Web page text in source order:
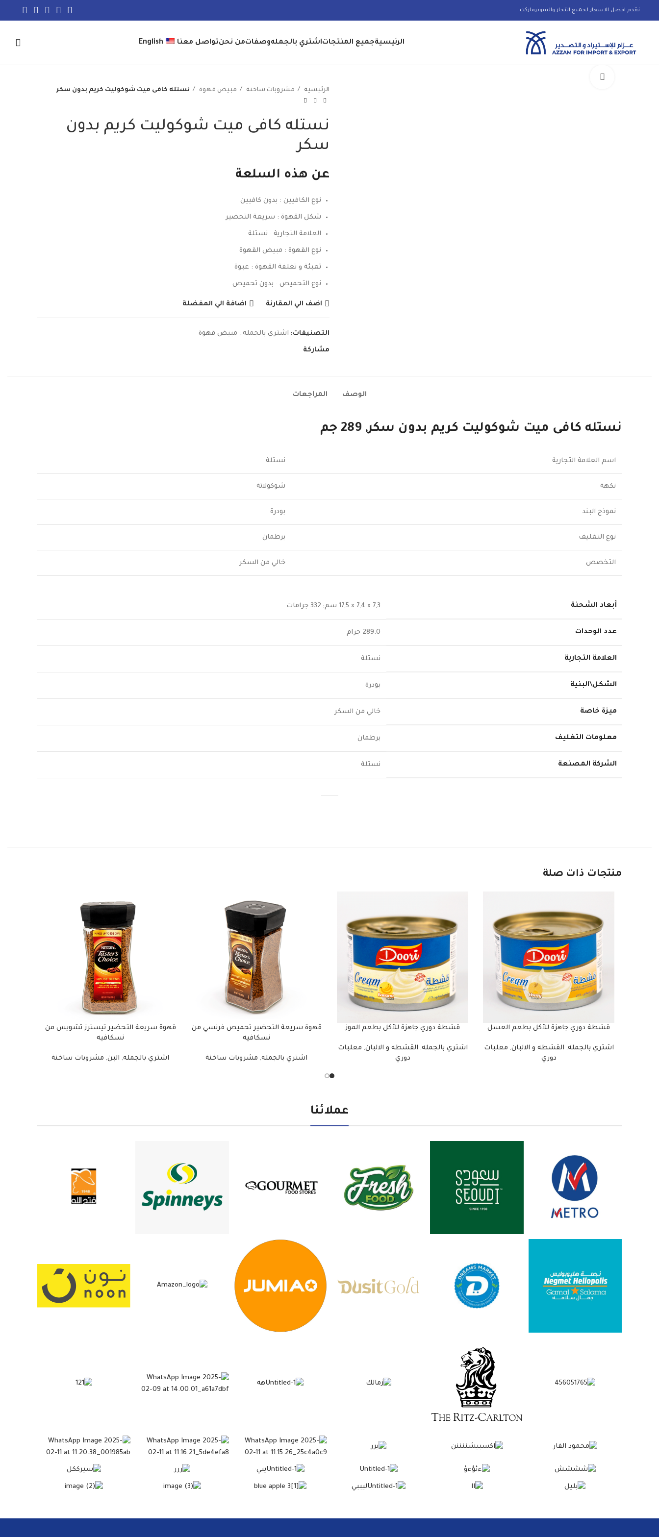
نقدم افضل الاسعار لجميع التجار والسوبرماركت
الرئيسيةجميع المنتجاتاشتري بالجملهوصفاتمن نحنتواصل معنا English
الرئيسية
مشروبات ساخنة مبيض قهوة نستله كافى ميت شوكوليت كريم بدون سكر
نستله كافى ميت شوكوليت كريم بدون
سكر
عن هذه السلعة
نوع الكافيين : بدون كافيين
شكل القهوة : سريعة التحضير
العلامة التجارية : نستلة
نوع القهوة : مبيض القهوة
تعبئة و تغلفة القهوة : عبوة
نوع التحميص : بدون تحميص
اضف الي المقارنة اضافة الي المفضلة
التصنيفات: اشتري بالجمله , مبيض قهوة
مشاركة
الوصف المراجعات
نستله كافى ميت شوكوليت كريم بدون سكر, 289 جم
اسم العلامة التجارية نستلة
نكهة شوكولاتة
نموذج البند بودرة
نوع التغليف برطمان
التخصص خالي من السكر
أبعاد الشحنة ‎17,5 x 7,4 x 7,3 سم; 332 جرامات
عدد الوحدات ‎289.0 جرام
العلامة التجارية
الشكل\البنية
ميزة خاصة خالي من السكر
معلومات التغليف
الشركة المصنعة
منتجات ذات صلة
قشطة دوري جاهزة للأكل بطعم العسل
اشتري بالجمله, القشطه و الالبان, معلبات
دوري
قشطة دوري جاهزة للأكل بطعم الموز
اشتري بالجمله, القشطه و الالبان, معلبات
دوري
قهوة سريعة التحضير تحميص فرنسي من
نسكافيه
اشتري بالجمله, مشروبات ساخنة
قهوة سريعة التحضير تيسترز تشويس من
نسكافيه
اشتري بالجمله, البن, مشروبات ساخنة
عملائنا